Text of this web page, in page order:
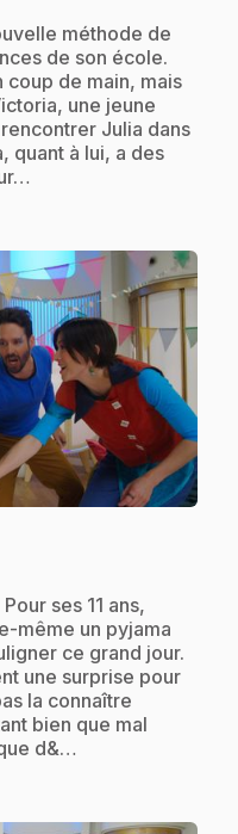
méthode de
de son école.
coup de main, mais
une jeune
Julia dans
quant à lui, a des
ses 11 ans,
même un pyjama
ce grand jour.
une surprise pour
la connaître
bien que mal
d&…